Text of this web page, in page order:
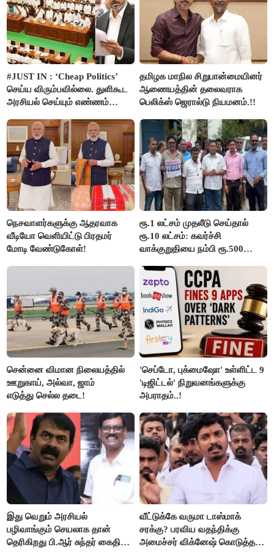
#JUST IN : ‘Cheap Politics’
செய்ய விரும்பவில்லை. துளிகூட
அரசியல் செய்யும் எண்ணம்
விஜய் பதில்!
தமிழக மாநில சிறுபான்மையினர்
ஆணையத்தின் தலைவராக
பெலிக்ஸ் ஜெரால்டு நியமனம்.!!
நெசவாளர்களுக்கு ஆதரவாக
வீடியோ வெளியிட்டு பிரதமர்
மோடி வேண்டுகோள்!
ரூ.1 லட்சம் முதலீடு செய்தால்
ரூ.10 லட்சம்: கவர்ச்சி
வாக்குறுதியை நம்பி ரூ.500
மக்கள்!
சென்னை விமான நிலையத்தில்
ஊறுகாய், அல்வா, ஜாம்
எடுத்து செல்ல தடை!
'செப்டோ, புக்மைஷோ' உள்ளிட்ட 9
'டிஜிட்டல்' நிறுவனங்களுக்கு
அபராதம்..!
இது வெறும் அரசியல்
பழிவாங்கும் செயலாக தான்
தெரிகிறது பி.ஆர் சுந்தர் கைதிற்கு
வீட்டுக்கே வருமா டாஸ்மாக்
சரக்கு? பரவிய வதந்திக்கு
அமைச்சர் விக்னேஷ் கொடுத்த